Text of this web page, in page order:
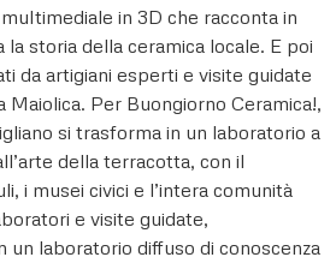
in 3D che racconta in
storia della ceramica locale. E poi
da artigiani esperti e visite guidate
Per Buongiorno Ceramica!,
si trasforma in un laboratorio a
della terracotta, con il
i musei civici e l’intera comunità
e visite guidate,
un laboratorio diffuso di conoscenza